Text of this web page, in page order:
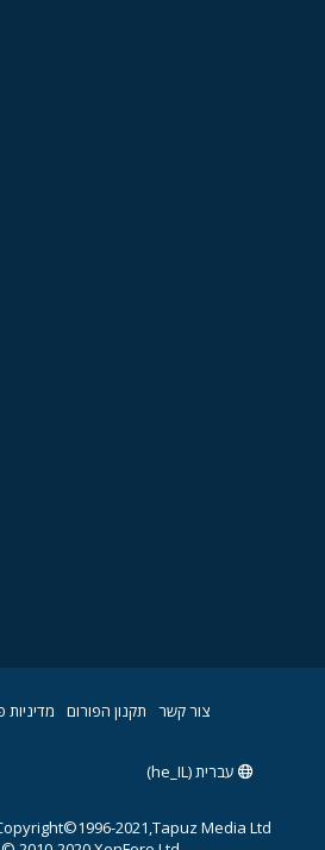
צור קשר תקנון הפורום מדיניות
עברית (he_IL)
2021,Tapuz Media Ltd.